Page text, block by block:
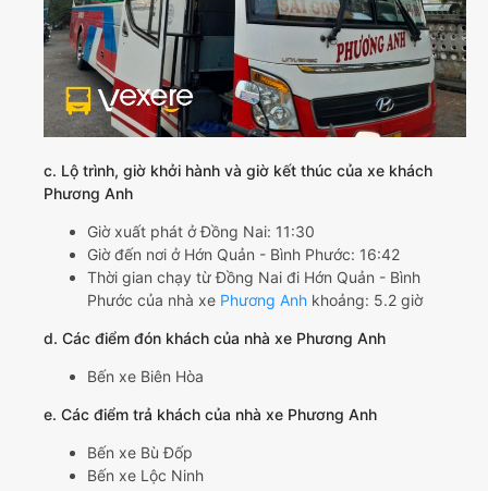
c. Lộ trình, giờ khởi hành và giờ kết thúc của xe khách
Phương Anh
Giờ xuất phát ở Đồng Nai: 11:30
Giờ đến nơi ở Hớn Quản - Bình Phước: 16:42
Thời gian chạy từ Đồng Nai đi Hớn Quản - Bình
Phước của nhà xe Phương Anh khoảng: 5.2 giờ
d. Các điểm đón khách của nhà xe Phương Anh
Bến xe Biên Hòa
e. Các điểm trả khách của nhà xe Phương Anh
Bến xe Bù Đốp
Bến xe Lộc Ninh